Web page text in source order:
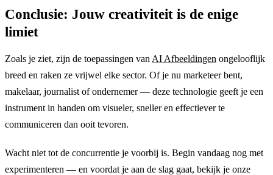
Conclusie: Jouw creativiteit is de enige
limiet
Zoals je ziet, zijn de toepassingen van AI Afbeeldingen ongelooflijk
breed en raken ze vrijwel elke sector. Of je nu marketeer bent,
makelaar, journalist of ondernemer — deze technologie geeft je een
instrument in handen om visueler, sneller en effectiever te
communiceren dan ooit tevoren.
Wacht niet tot de concurrentie je voorbij is. Begin vandaag nog met
experimenteren — en voordat je aan de slag gaat, bekijk je onze